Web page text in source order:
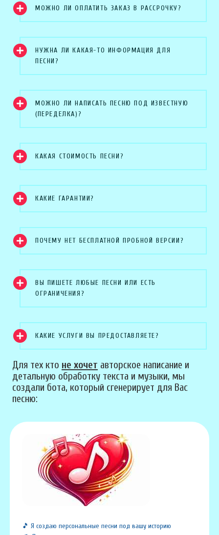
МОЖНО ЛИ ОПЛАТИТЬ ЗАКАЗ В РАССРОЧКУ?
НУЖНА ЛИ КАКАЯ-ТО ИНФОРМАЦИЯ ДЛЯ
ПЕСНИ?
МОЖНО ЛИ НАПИСАТЬ ПЕСНЮ ПОД ИЗВЕСТНУЮ
(ПЕРЕДЕЛКА)?
КАКАЯ СТОИМОСТЬ ПЕСНИ?
КАКИЕ ГАРАНТИИ?
ПОЧЕМУ НЕТ БЕСПЛАТНОЙ ПРОБНОЙ ВЕРСИИ?
ВЫ ПИШЕТЕ ЛЮБЫЕ ПЕСНИ ИЛИ ЕСТЬ
ОГРАНИЧЕНИЯ?
КАКИЕ УСЛУГИ ВЫ ПРЕДОСТАВЛЯЕТЕ?
Для тех кто не хочет авторское написание и
детальную обработку текста и музыки, мы
создали бота, который сгенерирует для Вас
песню:
🎵 Я создаю персональные песни под вашу историю